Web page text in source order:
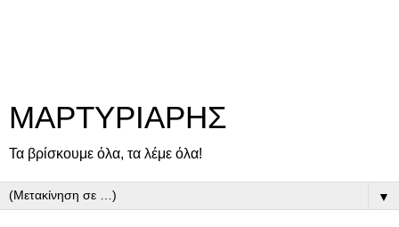
ΜΑΡΤΥΡΙΑΡΗΣ
Τα βρίσκουμε όλα, τα λέμε όλα!
▼